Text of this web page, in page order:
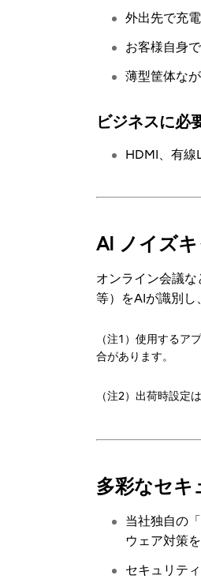
外出先で充
お客様自身
薄型筐体な
ビジネスに必
HDMI、有
AI ノイズ
オンライン会議
等）をAIが識別し
（注1）使用するア
合があります。
（注2）出荷時設定
多彩なセキ
当社独自の
ウェア対策
セキュリテ